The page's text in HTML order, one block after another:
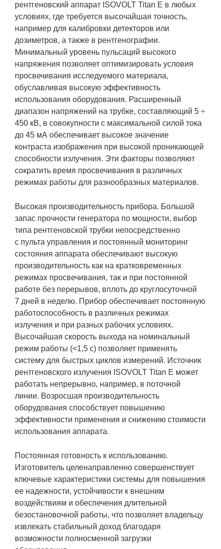
рентгеновский аппарат ISOVOLT Titan E в любых
условиях, где требуется высочайшая точность,
например для калибровки детекторов или
дозиметров, а также в рентгенографии.
Минимальный уровень пульсаций высокого
напряжения позволяет оптимизировать условия
просвечивания исследуемого материала,
обуславливая высокую эффективность
использования оборудования. Расширенный
диапазон напряжений на трубке, составляющий 5 ÷
450 кВ, в совокупности с максимальной силой тока
до 45 мА обеспечивает высокое значение
контраста изображения при высокой проникающей
способности излучения. Эти факторы позволяют
сократить время просвечивания в различных
режимах работы для разнообразных материалов.
Высокая производительность прибора. Большой
запас прочности генератора по мощности, выбор
типа рентгеновской трубки непосредственно
с пульта управления и постоянный мониторинг
состояния аппарата обеспечивают высокую
производительность как на кратковременных
режимах просвечивания, так и при постоянной
работе без перерывов, вплоть до круглосуточной
7 дней в неделю. Прибор обеспечивает постоянную
работоспособность в различных режимах
излучения и при разных рабочих условиях.
Высочайшая скорость выхода на номинальный
режим работы (<1,5 с) позволяет применять
систему для быстрых циклов измерений. Источник
рентгеновского излучения ISOVOLT Titan E может
работать непрерывно, например, в поточной
линии. Возросшая производительность
оборудования способствует повышению
эффективности применения и снижению стоимости
использования аппарата.
Постоянная готовность к использованию.
Изготовитель целенаправленно совершенствует
ключевые характеристики системы для повышения
ее надежности, устойчивости к внешним
воздействиям и обеспечения длительной
безостановочной работы, что позволяет владельцу
извлекать стабильный доход благодаря
возможности полносменной загрузки